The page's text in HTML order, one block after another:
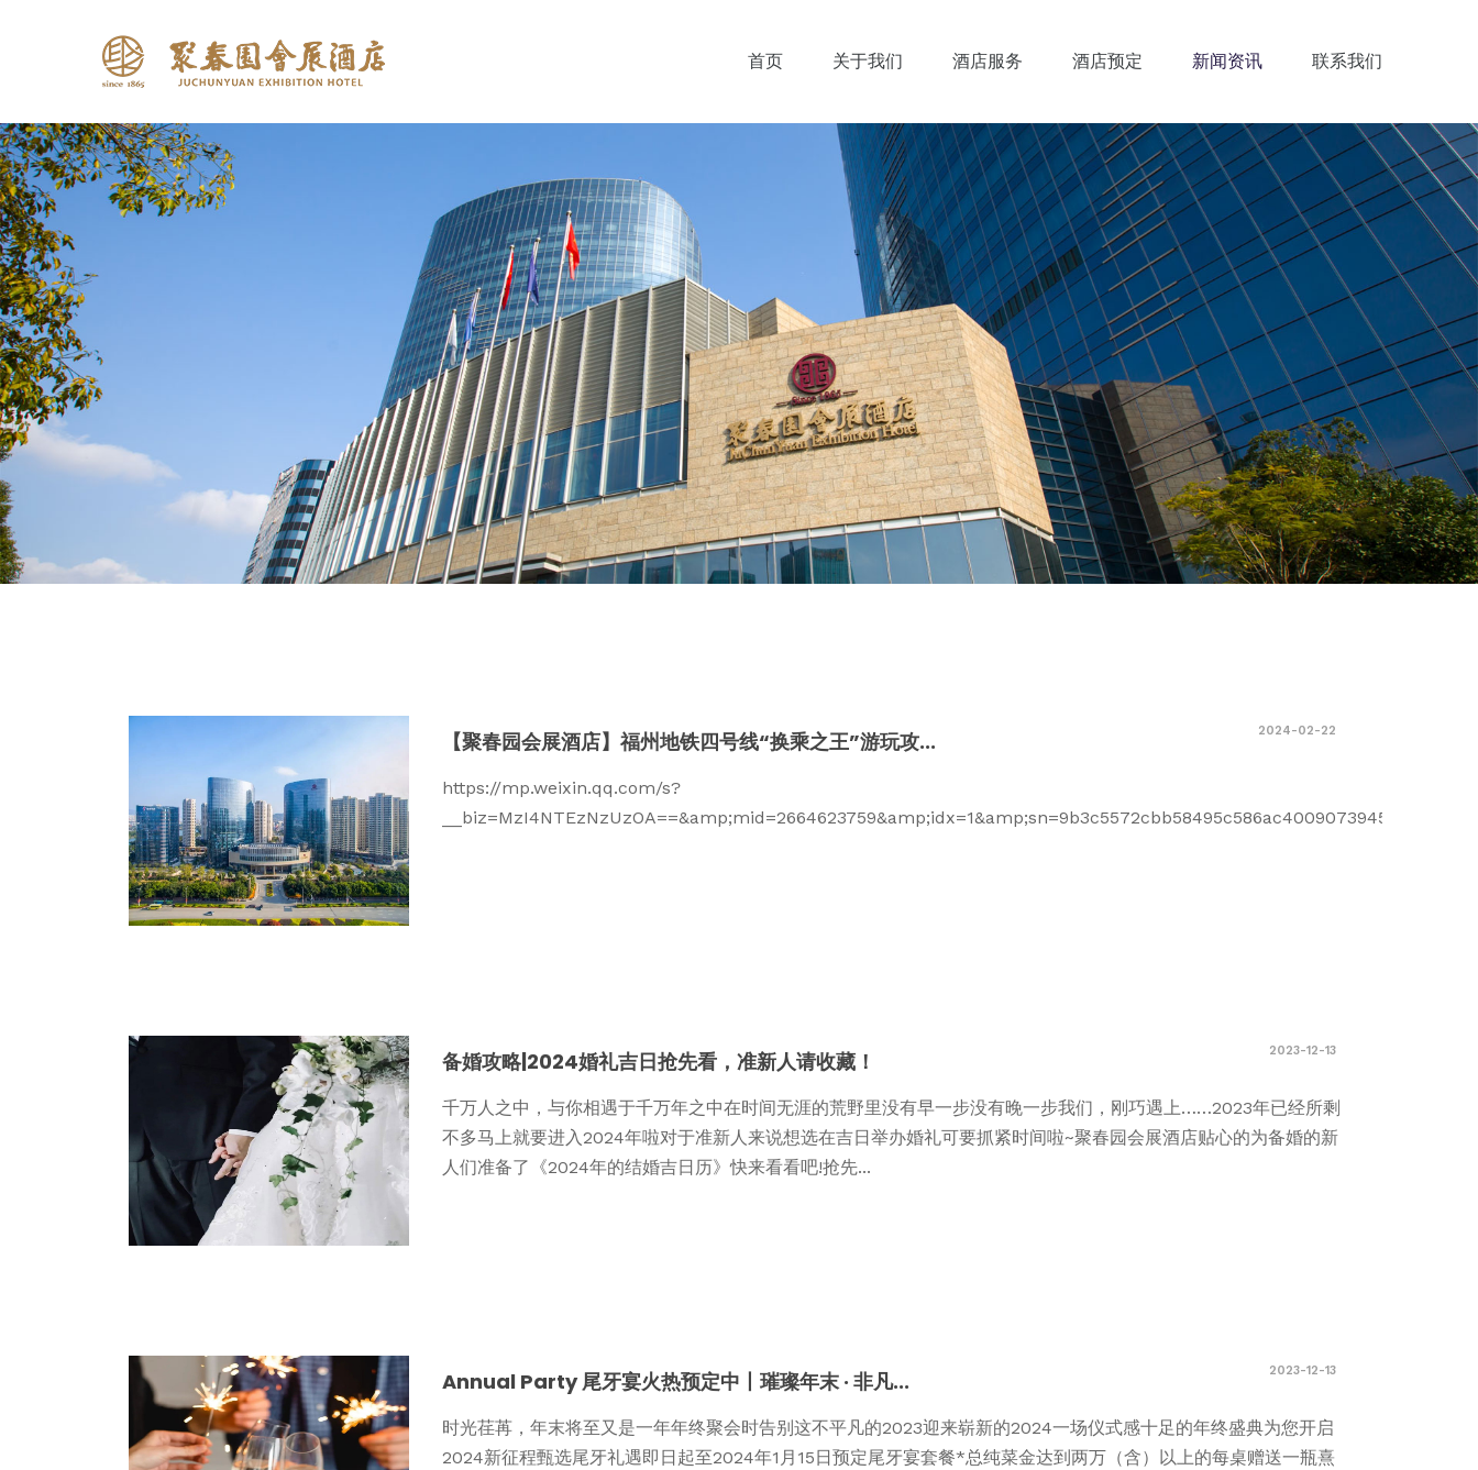
首页 关于我们 酒店服务 酒店预定 新闻资讯 联系我们
2024-02-22
【聚春园会展酒店】福州地铁四号线“换乘之王”游玩攻...
https://mp.weixin.qq.com/s?
2023-12-13
备婚攻略|2024婚礼吉日抢先看，准新人请收藏！
千万人之中，与你相遇于千万年之中在时间无涯的荒野里没有早一步没有晚一步我们，刚巧遇上……2023年已经所剩
不多马上就要进入2024年啦对于准新人来说想选在吉日举办婚礼可要抓紧时间啦~聚春园会展酒店贴心的为备婚的新
人们准备了《2024年的结婚吉日历》快来看看吧!抢先...
2023-12-13
Annual Party 尾牙宴火热预定中丨璀璨年末 · 非凡...
时光荏苒，年末将至又是一年年终聚会时告别这不平凡的2023迎来崭新的2024一场仪式感十足的年终盛典为您开启
2024新征程甄选尾牙礼遇即日起至2024年1月15日预定尾牙宴套餐*总纯菜金达到两万（含）以上的每桌赠送一瓶熹